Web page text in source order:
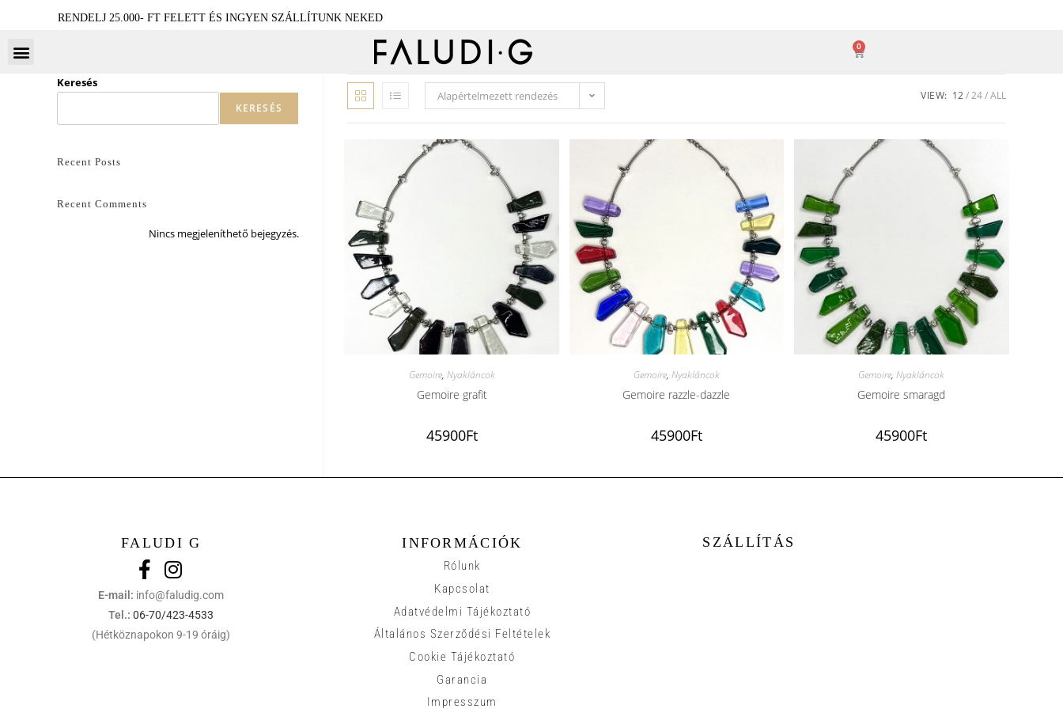
RENDELJ 25.000- FT FELETT ÉS INGYEN SZÁLLÍTUNK NEKED
0
Alapértelmezett rendezés VIEW: 12 24 ALL
Gemoire, Nyakláncok
Gemoire grafit
45900Ft
Gemoire, Nyakláncok
Gemoire razzle-dazzle
45900Ft
Gemoire,Nyakláncok
Gemoire smaragd
45900Ft
Keresés
KERESÉS
Recent Posts
Recent Comments
Nincs megjeleníthető bejegyzés.
FALUDI G
E-mail: info@faludig.com
Tel.: 06-70/423-4533
(Hétköznapokon 9-19 óráig)
INFORMÁCIÓK
Rólunk
Kapcsolat
Adatvédelmi Tájékoztató
Általános Szerződési Feltételek
Cookie Tájékoztató
Garancia
Impresszum
SZÁLLÍTÁS